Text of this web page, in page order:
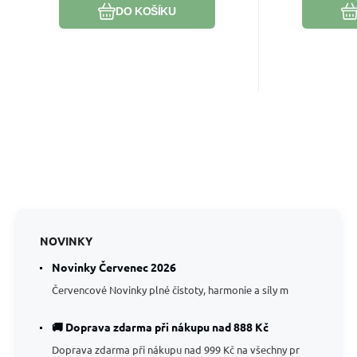
DO KOŠÍKU
NOVINKY
Novinky Červenec 2026
Červencové Novinky plné čistoty, harmonie a síly m
🚚 Doprava zdarma při nákupu nad 888 Kč
Doprava zdarma při nákupu nad 999 Kč na všechny pr